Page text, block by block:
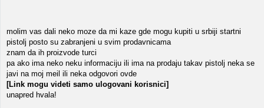
molim vas dali neko moze da mi kaze gde mogu kupiti u srbiji startni
pistolj posto su zabranjeni u svim prodavnicama
znam da ih proizvode turci
pa ako ima neko neku informaciju ili ima na prodaju takav pistolj neka se
javi na moj meil ili neka odgovori ovde
[Link mogu videti samo ulogovani korisnici]
unapred hvala!